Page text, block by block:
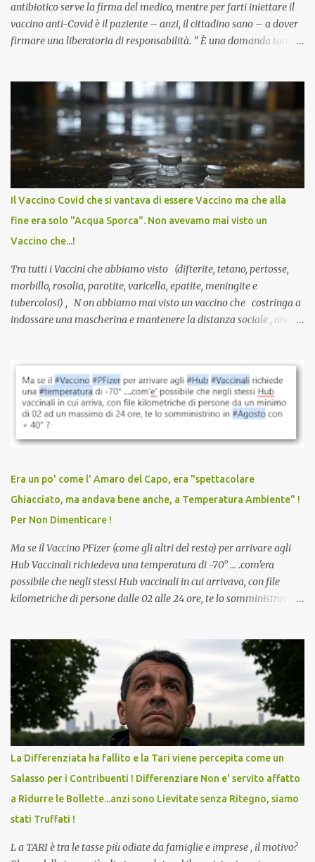
antibiotico serve la firma del medico, mentre per farti iniettare il
vaccino anti-Covid è il paziente – anzi, il cittadino sano – a dover
firmare una liberatoria di responsabilità. ” È una domanda tanto
pandemia. Un interrogativo che dovrebbe scuotere chiunque abbia
ancora il coraggio di pensare con la propria testa. Per il vaccino
anti-Covid, un pro-farmaco, con autorizzazione condizionata,
sviluppato in tempi record, con tecnologie mai utilizzate prima su
larga scala, ancora oggetto di studio e di discussione
internazionale serve solo una firma. La tua. Lo si somministra
anche a persone sane, giovani, senza fattori di rischio, spesso già
serve una prescrizione. Non c’è diagnosi. Non c’è presa in carico.
L’unico atto richiesto è una fi...
Il Vaccino Covid che si vantava di essere Vaccino ma che alla
fine era solo "Acqua Sporca". Non avevamo mai visto un
Vaccino che...!
Tra tutti i Vaccini che abbiamo visto (difterite, tetano, pertosse,
morbillo, rosolia, parotite, varicella, epatite, meningite e
tubercolosi) , N on abbiamo mai visto un vaccino che costringa a
indossare una mascherina e mantenere la distanza sociale , anche
vaccinazione. Non avevamo mai sentito parlare di ricompense,
sconti, incentivi per vaccinarsi. Non avevamo mai visto
discriminazioni per coloro che non l’hanno fatto. Se non sei stato
vaccinato, nessuno aveva prima cercato di farti sentire una
persona cattiva. Non avevamo mai visto un vaccino che minacci le
vaccino usato per minacciare i mezzi di sussistenza, il lavoro o la
scuola. Non avevamo mai visto un vaccino che permettesse a un
dodicenne di ignorare il consenso dei genitori. Dopo tutti i vaccini
che abbiamo elencato sopra...
Era un po' come l' Amaro del Capo, era "spettacolare
Ghiacciato, ma andava bene anche, a Temperatura Ambiente" !
Per Non Dimenticare !
Ma se il Vaccino PFizer (come gli altri del resto) per arrivare agli
Hub Vaccinali richiedeva una temperatura di -70° ... .com'era
possibile che negli stessi Hub vaccinali in cui arrivava, con file
kilometriche di persone dalle 02 alle 24 ore, te lo somministravano
Vaccino come: l' Amaro del Capo, era "spettacolare Ghiacciato, ma
andava bene anche, a Temperatura Ambiente"! Riproponiamo
l'articolo per NON Dimenticare!
La Differenziata ha fallito e la Tari viene percepita come un
Salasso per i Contribuenti ! Differenziare Non e' servito affatto
a Ridurre le Bollette...anzi sono Lievitate senza Ritegno, siamo
stati Truffati !
L a TARI è tra le tasse più odiate da famiglie e imprese , il motivo?